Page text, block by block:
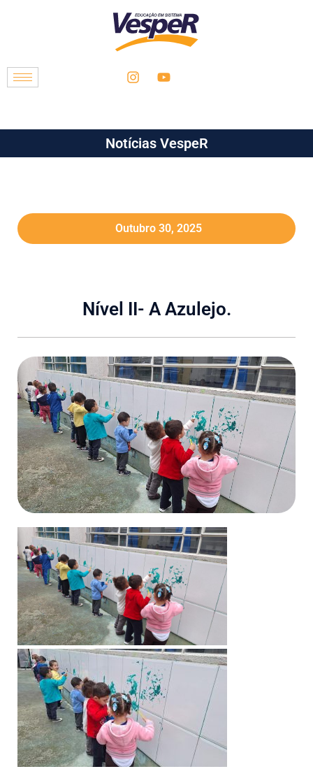
Notícias VespeR
Outubro 30, 2025
Nível II- A Azulejo.